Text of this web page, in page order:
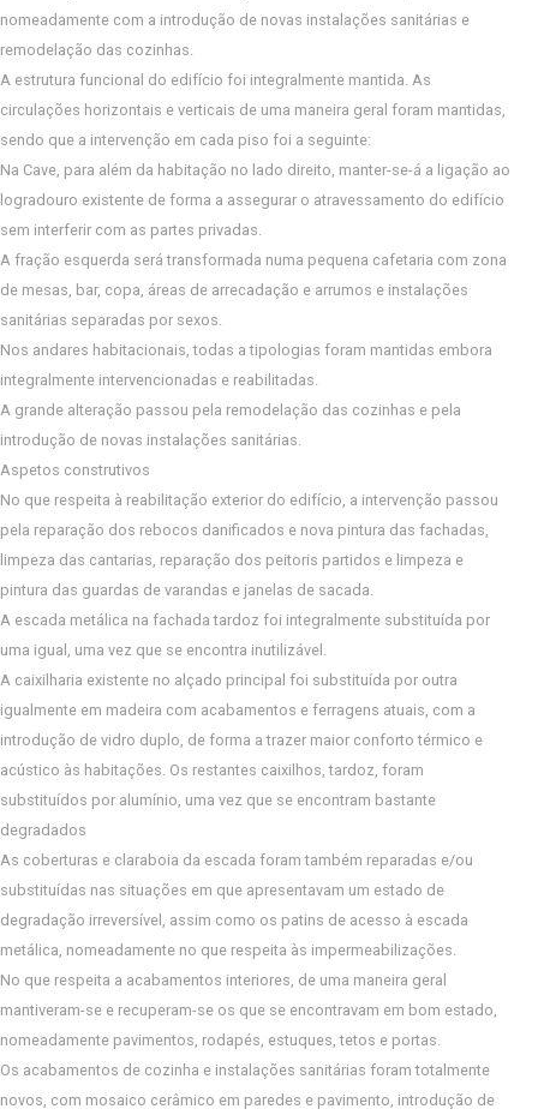
nomeadamente com a introdução de novas instalações sanitárias e
remodelação das cozinhas.
A estrutura funcional do edifício foi integralmente mantida. As
circulações horizontais e verticais de uma maneira geral foram mantidas,
sendo que a intervenção em cada piso foi a seguinte:
Na Cave, para além da habitação no lado direito, manter-se-á a ligação ao
logradouro existente de forma a assegurar o atravessamento do edifício
sem interferir com as partes privadas.
A fração esquerda será transformada numa pequena cafetaria com zona
de mesas, bar, copa, áreas de arrecadação e arrumos e instalações
sanitárias separadas por sexos.
Nos andares habitacionais, todas a tipologias foram mantidas embora
integralmente intervencionadas e reabilitadas.
A grande alteração passou pela remodelação das cozinhas e pela
introdução de novas instalações sanitárias.
Aspetos construtivos
No que respeita à reabilitação exterior do edifício, a intervenção passou
pela reparação dos rebocos danificados e nova pintura das fachadas,
limpeza das cantarias, reparação dos peitoris partidos e limpeza e
pintura das guardas de varandas e janelas de sacada.
A escada metálica na fachada tardoz foi integralmente substituída por
uma igual, uma vez que se encontra inutilizável.
A caixilharia existente no alçado principal foi substituída por outra
igualmente em madeira com acabamentos e ferragens atuais, com a
introdução de vidro duplo, de forma a trazer maior conforto térmico e
acústico às habitações. Os restantes caixilhos, tardoz, foram
substituídos por alumínio, uma vez que se encontram bastante
degradados
As coberturas e claraboia da escada foram também reparadas e/ou
substituídas nas situações em que apresentavam um estado de
degradação irreversível, assim como os patins de acesso à escada
metálica, nomeadamente no que respeita às impermeabilizações.
No que respeita a acabamentos interiores, de uma maneira geral
mantiveram-se e recuperam-se os que se encontravam em bom estado,
nomeadamente pavimentos, rodapés, estuques, tetos e portas.
Os acabamentos de cozinha e instalações sanitárias foram totalmente
novos, com mosaico cerâmico em paredes e pavimento, introdução de